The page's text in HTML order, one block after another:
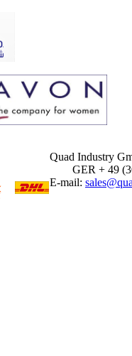
Quad Industry
GER + 49
E-mail: